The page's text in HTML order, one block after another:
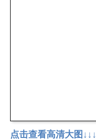
点击查看高清大图↓↓↓